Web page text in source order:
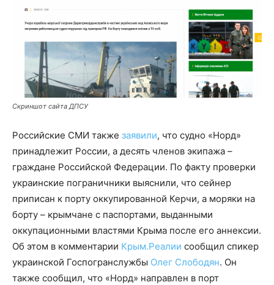
Скриншот сайта ДПСУ
Российские СМИ также заявили, что судно «Норд»
принадлежит России, а десять членов экипажа –
граждане Российской Федерации. По факту проверки
украинские пограничники выяснили, что сейнер
приписан к порту оккупированной Керчи, а моряки на
борту – крымчане с паспортами, выданными
оккупационными властями Крыма после его аннексии.
Об этом в комментарии Крым.Реалии сообщил спикер
украинской Госпогранслужбы Олег Слободян. Он
также сообщил, что «Норд» направлен в порт